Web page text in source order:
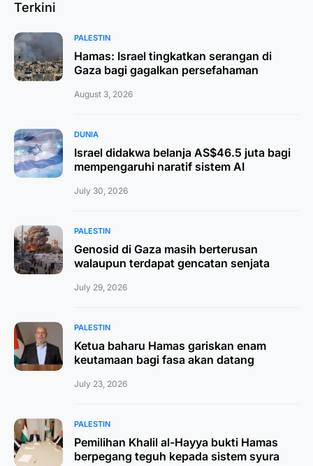
Terkini
PALESTIN
Hamas: Israel tingkatkan serangan di
Gaza bagi gagalkan persefahaman
August 3, 2026
DUNIA
Israel didakwa belanja AS$46.5 juta bagi
mempengaruhi naratif sistem AI
July 30, 2026
PALESTIN
Genosid di Gaza masih berterusan
walaupun terdapat gencatan senjata
July 29, 2026
PALESTIN
Ketua baharu Hamas gariskan enam
keutamaan bagi fasa akan datang
July 23, 2026
PALESTIN
Pemilihan Khalil al-Hayya bukti Hamas
berpegang teguh kepada sistem syura